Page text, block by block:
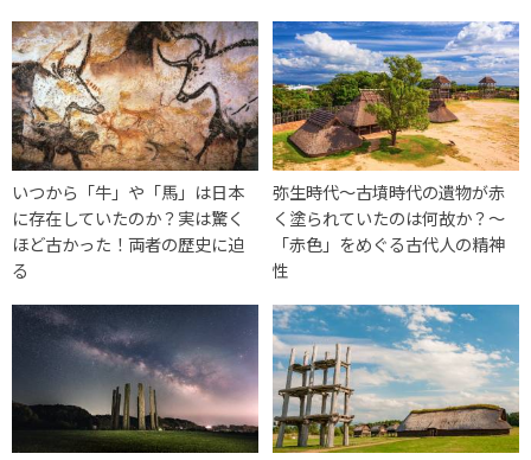
いつから「牛」や「馬」は日本
に存在していたのか？実は驚く
ほど古かった！両者の歴史に迫
る
弥生時代〜古墳時代の遺物が赤
く塗られていたのは何故か？〜
「赤色」をめぐる古代人の精神
性